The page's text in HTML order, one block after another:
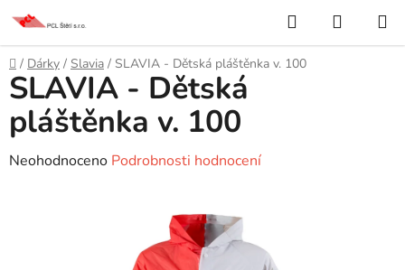
Přejít
obsah
Hledat
KOŠÍK
Domů
/ Dárky / Slavia / SLAVIA - Dětská pláštěnka v. 100
SLAVIA - Dětská
pláštěnka v. 100
Průměrné
Neohodnoceno Podrobnosti hodnocení